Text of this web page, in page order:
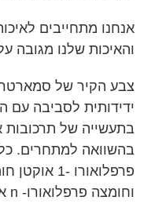
והאיכות שלנו מגובה
צבע הקיר של סמארטר
ידידותית לסביבה עם
בהשוואה למתחרים.